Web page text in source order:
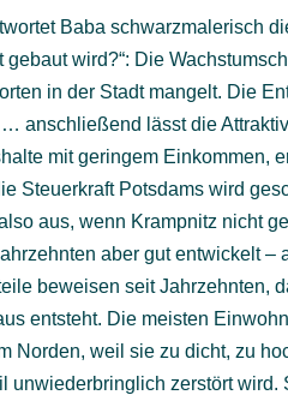
Baba schwarzmalerisch
gebaut wird?“: Die
in der Stadt mangelt. Die
anschließend lässt die
mit geringem Einkommen,
Steuerkraft Potsdams wird
aus, wenn Krampnitz nicht
aber gut entwickelt –
beweisen seit Jahrzehnten,
entsteht. Die meisten
Norden, weil sie zu dicht, zu
unwiederbringlich zerstört